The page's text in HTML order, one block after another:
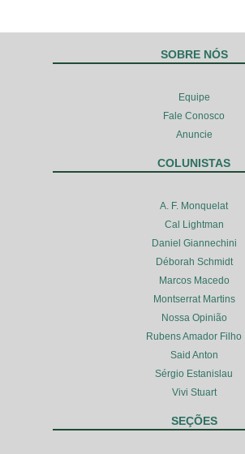
SOBRE NÓS
Equipe
Fale Conosco
Anuncie
COLUNISTAS
A. F. Monquelat
Cal Lightman
Daniel Giannechini
Déborah Schmidt
Marcos Macedo
Montserrat Martins
Nossa Opinião
Rubens Amador Filho
Said Anton
Sérgio Estanislau
Vivi Stuart
SEÇÕES